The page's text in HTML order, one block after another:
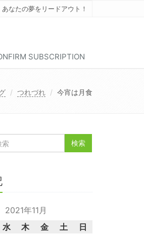
あなたの夢をリードアウト！
SUBSCRIPTION
つれづれ 今宵は月食
2021年11月
水 木 金 土
日